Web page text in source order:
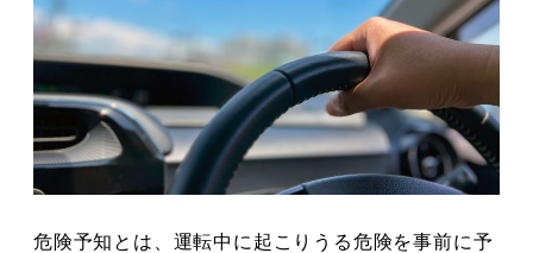
危険予知とは、運転中に起こりうる危険を事前に予